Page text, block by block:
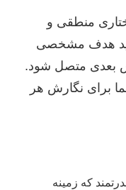
منطقی و
هدف مشخصی
بعدی متصل شود.
برای نگارش هر
که زمینه